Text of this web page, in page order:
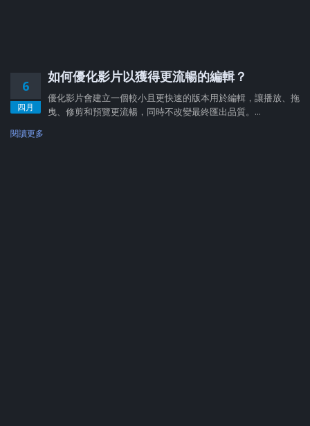
6
四月
如何優化影片以獲得更流暢的編輯？
優化影片會建立一個較小且更快速的版本用於編輯，讓播放、拖
曳、修剪和預覽更流暢，同時不改變最終匯出品質。...
閱讀更多